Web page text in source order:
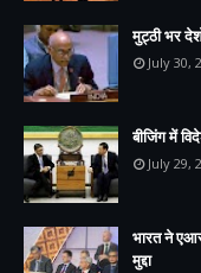
मुट्ठी भर
July 30,
बीजिंग में
July 29,
भारत ने
मुद्दा